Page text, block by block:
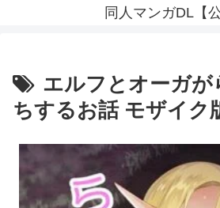
同人マンガDL【公
エルフとオーガが
ちするお話 モザイク